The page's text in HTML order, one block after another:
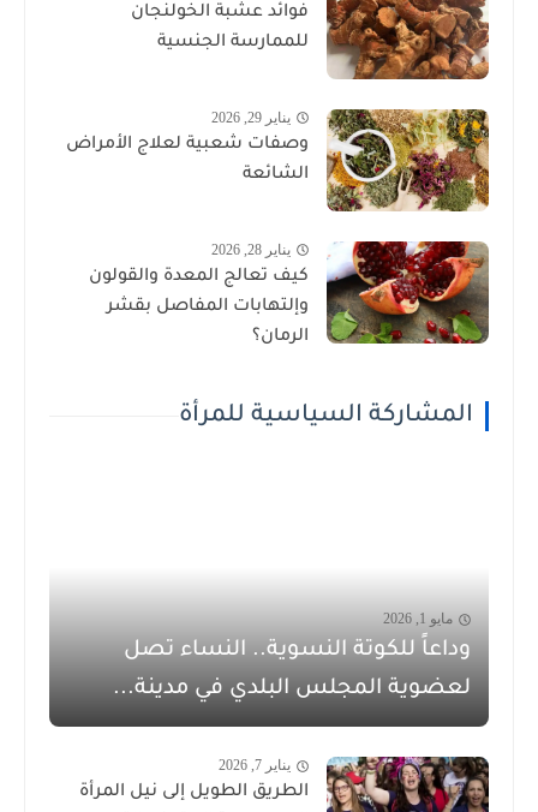
فوائد عشبة الخولنجان
للممارسة الجنسية
يناير 29, 2026
وصفات شعبية لعلاج الأمراض
الشائعة
يناير 28, 2026
كيف تعالج المعدة والقولون
وإلتهابات المفاصل بقشر
الرمان؟
المشاركة السياسية للمرأة
مايو 1, 2026
وداعاً للكوتة النسوية.. النساء تصل
لعضوية المجلس البلدي في مدينة...
يناير 7, 2026
الطريق الطويل إلى نيل المرأة